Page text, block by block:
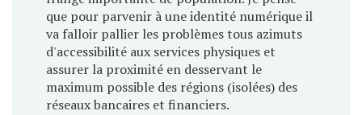
que pour parvenir à une identité numérique il
va falloir pallier les problèmes tous azimuts
d'accessibilité aux services physiques et
assurer la proximité en desservant le
maximum possible des régions (isolées) des
réseaux bancaires et financiers.